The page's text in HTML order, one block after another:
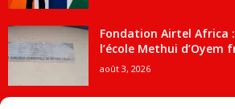
Fondation Airtel
l’école Methui d’Oyem
août 3, 2026